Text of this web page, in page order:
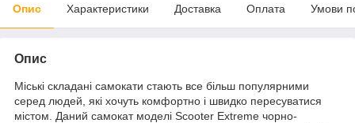
Опис Характеристики Доставка Оплата Умови
Опис
Міські складані самокати стають все більш популярними
серед людей, які хочуть комфортно і швидко пересуватися
містом. Даний самокат моделі Scooter Extreme чорно-